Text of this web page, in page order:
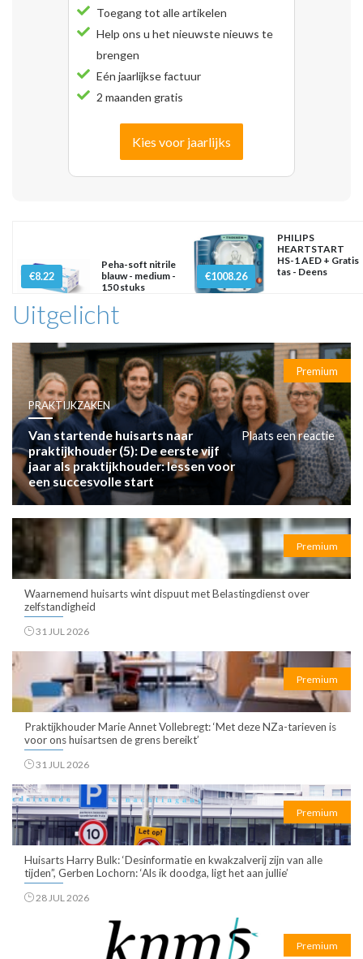
Toegang tot alle artikelen
Help ons u het nieuwste nieuws te
brengen
Eén jaarlijkse factuur
2 maanden gratis
Kies voor jaarlijks
€8.22
Peha-soft nitrile
blauw - medium -
150 stuks
€1008.26
PHILIPS
HEARTSTART
HS-1 AED + Gratis
tas - Deens
Uitgelicht
Premium
PRAKTIJKZAKEN
Van startende huisarts naar
praktijkhouder (5): De eerste vijf
jaar als praktijkhouder: lessen voor
een succesvolle start
Plaats een reactie
Premium
Waarnemend huisarts wint dispuut met Belastingdienst over
zelfstandigheid
31 JUL 2026
Premium
Praktijkhouder Marie Annet Vollebregt: ‘Met deze NZa-tarieven is
voor ons huisartsen de grens bereikt’
31 JUL 2026
Premium
Huisarts Harry Bulk: ‘Desinformatie en kwakzalverij zijn van alle
tijden”, Gerben Lochorn: ‘Als ik doodga, ligt het aan jullie’
28 JUL 2026
Premium